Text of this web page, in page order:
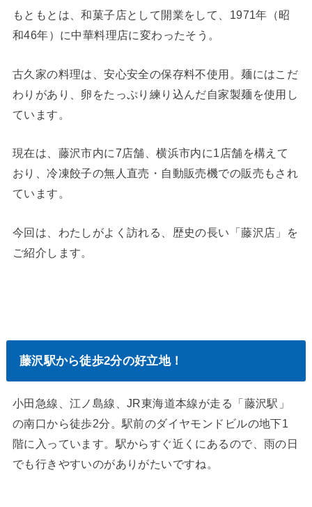
もともとは、和菓子店として開業をして、1971年（昭
和46年）に中華料理店に変わったそう。
古久家の料理は、安心安全の保存料不使用。麺にはこだ
わりがあり、卵をたっぷり練り込んだ自家製麺を使用し
ています。
現在は、藤沢市内に7店舗、横浜市内に1店舗を構えて
おり、冷凍餃子の無人直売・自動販売機での販売もされ
ています。
今回は、わたしがよく訪れる、歴史の長い「藤沢店」を
ご紹介します。
藤沢駅から徒歩2分の好立地！
小田急線、江ノ島線、JR東海道本線が走る「藤沢駅」
の南口から徒歩2分。駅前のダイヤモンドビルの地下1
階に入っています。駅からすぐ近くにあるので、雨の日
でも行きやすいのがありがたいですね。